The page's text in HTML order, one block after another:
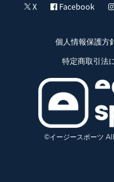
X Facebook
個人情報保護方
特定商取引法
©イージースポーツ